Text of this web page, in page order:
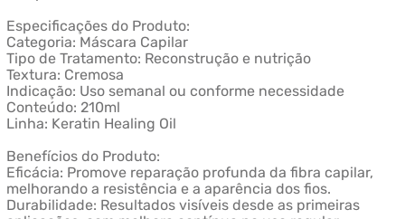
Especificações do Produto:
Categoria: Máscara Capilar
Tipo de Tratamento: Reconstrução e nutrição
Textura: Cremosa
Indicação: Uso semanal ou conforme necessidade
Conteúdo: 210ml
Linha: Keratin Healing Oil
Benefícios do Produto:
Eficácia: Promove reparação profunda da fibra capilar,
melhorando a resistência e a aparência dos fios.
Durabilidade: Resultados visíveis desde as primeiras